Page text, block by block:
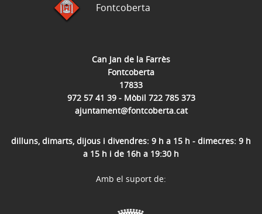
Can Jan de la Farrès
Fontcoberta
17833
972 57 41 39 - Mòbil 722 785 373
ajuntament@fontcoberta.cat
dilluns, dimarts, dijous i divendres: 9 h a 15 h - dimecres: 9 h
a 15 h i de 16h a 19:30 h
Fontcoberta
Amb el suport de: